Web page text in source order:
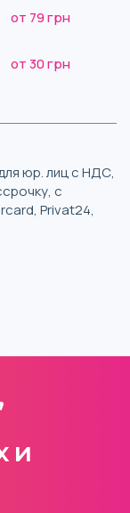
от 79 грн
от 30 грн
юр. лиц с НДС,
с
Privat24,
и